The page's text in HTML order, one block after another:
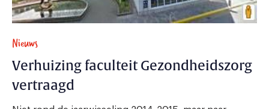
Nieuws
Verhuizing faculteit Gezondheidszorg
vertraagd